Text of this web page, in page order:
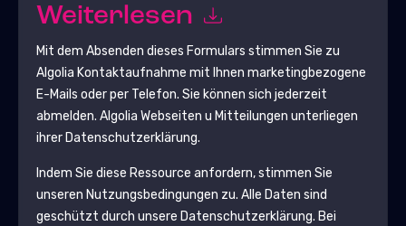
Weiterlesen
Mit dem Absenden dieses Formulars stimmen Sie zu
Algolia Kontaktaufnahme mit Ihnen marketingbezogene
E-Mails oder per Telefon. Sie können sich jederzeit
abmelden. Algolia Webseiten u Mitteilungen unterliegen
ihrer Datenschutzerklärung.
Indem Sie diese Ressource anfordern, stimmen Sie
unseren Nutzungsbedingungen zu. Alle Daten sind
geschützt durch unsere Datenschutzerklärung. Bei